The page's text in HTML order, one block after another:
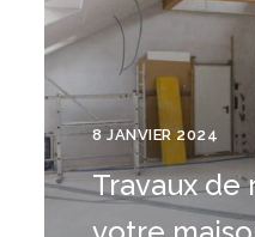
8 JANVIER 2024
Travaux